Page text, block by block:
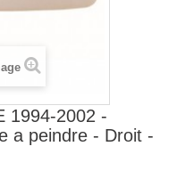
1994-2002 -
a peindre - Droit -